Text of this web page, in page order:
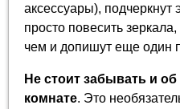
аксессуары), подчеркнут
просто повесить
чем и допишут еще один
Не стоит забывать и
комнате. Это